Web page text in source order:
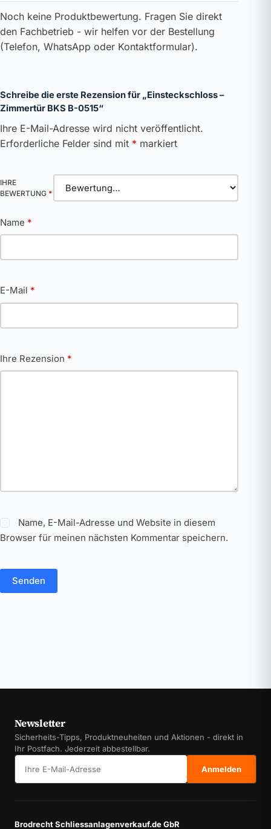
Noch keine Produktbewertung. Fragen Sie direkt
den Fachbetrieb - wir helfen vor der Bestellung
(Telefon, WhatsApp oder Kontaktformular).
Schreibe die erste Rezension für „Einsteckschloss –
Zimmertür BKS B-0515“
Ihre E-Mail-Adresse wird nicht veröffentlicht.
Erforderliche Felder sind mit * markiert
IHRE
BEWERTUNG *
Name *
E-Mail *
Ihre Rezension *
Name, E-Mail-Adresse und Website in diesem
Browser für meinen nächsten Kommentar speichern.
Senden
Newsletter
Sicherheits-Tipps, Produktneuheiten und Aktionen - direkt in
Ihr Postfach. Jederzeit abbestellbar.
Anmelden
Brodrecht Schliessanlagenverkauf.de GbR